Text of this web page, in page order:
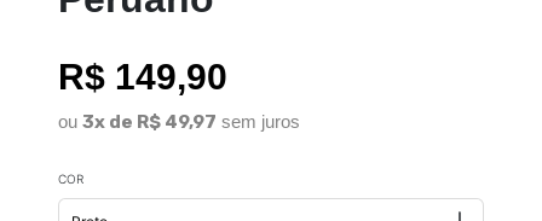
R$ 149,90
ou 3x de R$ 49,97 sem juros
COR